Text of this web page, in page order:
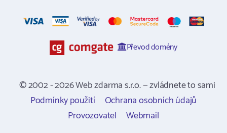
Převod domény
© 2002 - 2026 Web zdarma s.r.o. — zvládnete to sami
Podmínky použití
Ochrana osobních údajů
Provozovatel
Webmail